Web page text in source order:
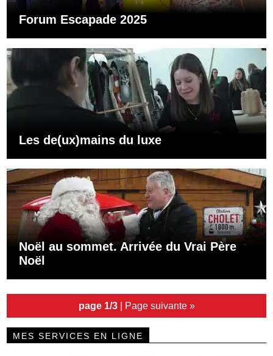
Forum Escapade 2025
Les de(ux)mains du luxe
Noël au sommet. Arrivée du Vrai Père
Noël
page 1/3| Page suivante »
MES SERVICES EN LIGNE